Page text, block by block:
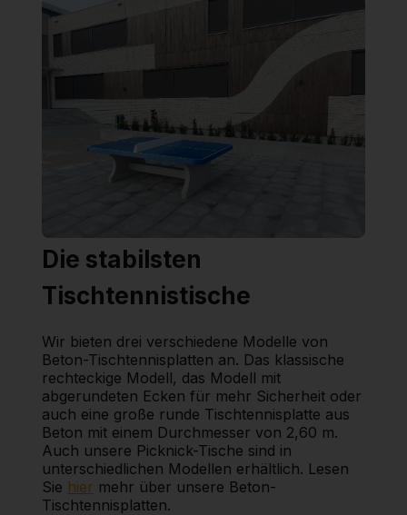
Die stabilsten
Tischtennistische
Wir bieten drei verschiedene Modelle von
Beton-Tischtennisplatten an. Das klassische
rechteckige Modell, das Modell mit
abgerundeten Ecken für mehr Sicherheit oder
auch eine große runde Tischtennisplatte aus
Beton mit einem Durchmesser von 2,60 m.
Auch unsere Picknick-Tische sind in
unterschiedlichen Modellen erhältlich. Lesen
Sie hier mehr über unsere Beton-
Tischtennisplatten.